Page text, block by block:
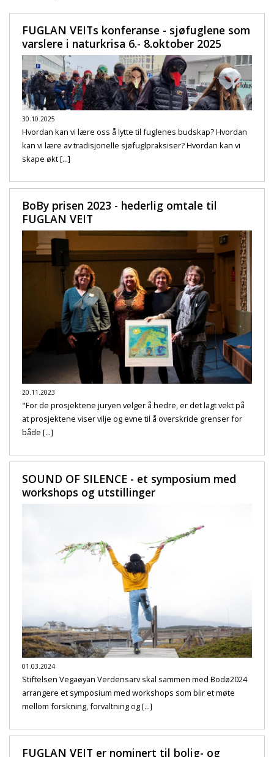
FUGLAN VEITs konferanse - sjøfuglene som
varslere i naturkrisa 6.- 8.oktober 2025
30.10.2025
Hvordan kan vi lære oss å lytte til fuglenes budskap? Hvordan
kan vi lære av tradisjonelle sjøfuglpraksiser? Hvordan kan vi
skape økt [...]
BoBy prisen 2023 - hederlig omtale til
FUGLAN VEIT
20.11.2023
"For de prosjektene juryen velger å hedre, er det lagt vekt på
at prosjektene viser vilje og evne til å overskride grenser for
både [...]
SOUND OF SILENCE - et symposium med
workshops og utstillinger
01.03.2024
Stiftelsen Vegaøyan Verdensarv skal sammen med Bodø2024
arrangere et symposium med workshops som blir et møte
mellom forskning, forvaltning og [...]
FUGLAN VEIT er nominert til bolig- og